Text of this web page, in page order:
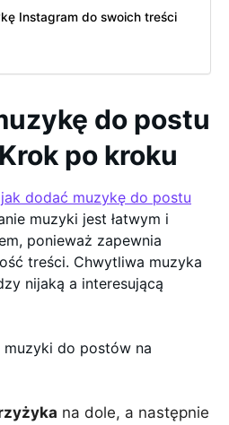
Instagram do swoich treści
do postu
po kroku
dodać muzykę do postu
muzyki jest łatwym i
ponieważ zapewnia
treści. Chwytliwa muzyka
nijaką a interesującą
do postów na
na dole, a następnie